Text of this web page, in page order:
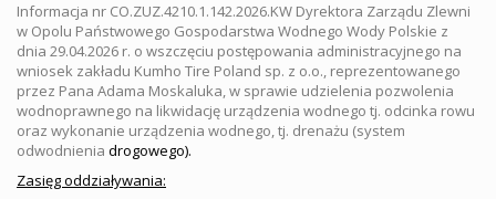
Informacja nr CO.ZUZ.4210.1.142.2026.KW Dyrektora Zarządu Zlewni
w Opolu Państwowego Gospodarstwa Wodnego Wody Polskie z
dnia 29.04.2026 r. o wszczęciu postępowania administracyjnego na
wniosek zakładu Kumho Tire Poland sp. z o.o., reprezentowanego
przez Pana Adama Moskaluka, w sprawie udzielenia pozwolenia
wodnoprawnego na likwidację urządzenia wodnego tj. odcinka rowu
oraz wykonanie urządzenia wodnego, tj. drenażu (system
odwodnienia drogowego).
Zasięg oddziaływania: